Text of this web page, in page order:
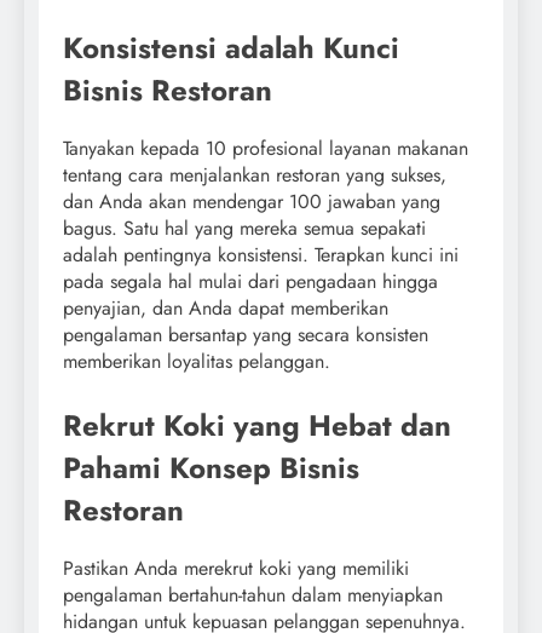
Konsistensi adalah Kunci
Bisnis Restoran
Tanyakan kepada 10 profesional layanan makanan
tentang cara menjalankan restoran yang sukses,
dan Anda akan mendengar 100 jawaban yang
bagus. Satu hal yang mereka semua sepakati
adalah pentingnya konsistensi. Terapkan kunci ini
pada segala hal mulai dari pengadaan hingga
penyajian, dan Anda dapat memberikan
pengalaman bersantap yang secara konsisten
memberikan loyalitas pelanggan.
Rekrut Koki yang Hebat dan
Pahami Konsep Bisnis
Restoran
Pastikan Anda merekrut koki yang memiliki
pengalaman bertahun-tahun dalam menyiapkan
hidangan untuk kepuasan pelanggan sepenuhnya.